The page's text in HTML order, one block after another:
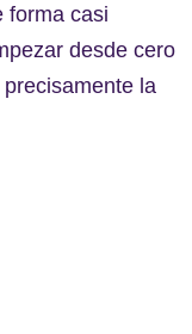
forma casi
desde cero
la